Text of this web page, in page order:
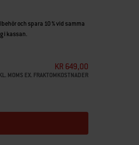
och spara 10 % vid samma
i kassan.
KR 649,00
MOMS EX. FRAKTOMKOSTNADER